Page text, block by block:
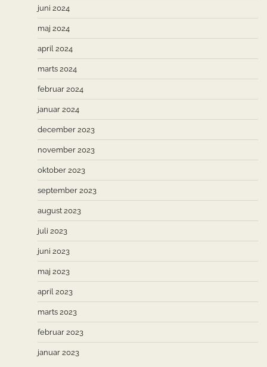
juni 2024
maj 2024
april 2024
marts 2024
februar 2024
januar 2024
december 2023
november 2023
oktober 2023
september 2023
august 2023
juli 2023
juni 2023
maj 2023
april 2023
marts 2023
februar 2023
januar 2023